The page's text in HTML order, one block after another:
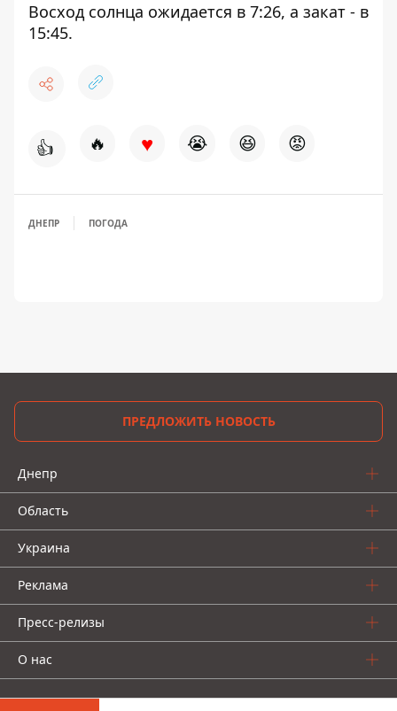
Восход солнца ожидается в 7:26, а закат - в
15:45.
👍 🔥 ♥ 😭 😆 😡
ДНЕПР ПОГОДА
ПРЕДЛОЖИТЬ НОВОСТЬ
Днепр
Область
Украина
Реклама
Пресс-релизы
О нас